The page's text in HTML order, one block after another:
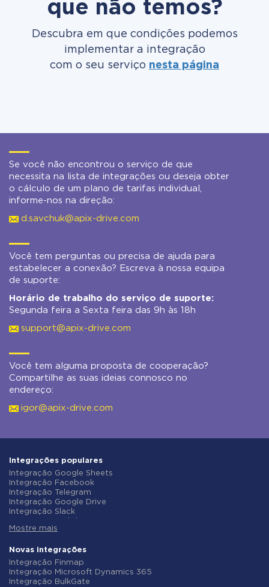
que não temos?
Descubra em que condições podemos
implementar a integração
com o seu serviço nesta página
Se você não encontrou o serviço de que
necessita na lista de integrações ou deseja obter
o cálculo de um plano de tarifas individual,
informe-nos na direção:
d.savchuk@apix-drive.com
Você tem perguntas ou precisa de ajuda para
estabelecer a conexão? Escreva à nossa equipa
de suporte:
Horário de trabalho do serviço de suporte:
Segunda feira a Sexta feira das 9h às 18h
support@apix-drive.com
Você tem alguma proposta de cooperação?
Compartilhe as suas ideias connosco no
endereço:
igor@apix-drive.com
Integrações populares
Integração Google Sheets
Integração Facebook
Integração Telegram
Integração Google Drive
Integração Slack
Integração Gmail
Integração ClickUp
Integração Airtable
Integração Google Contacts
Integração OpenAI (ChatGPT)
Mostre mais
Novas integrações
Integração Finmap
Integração Microsoft Dynamics 365
Integração BulkGate